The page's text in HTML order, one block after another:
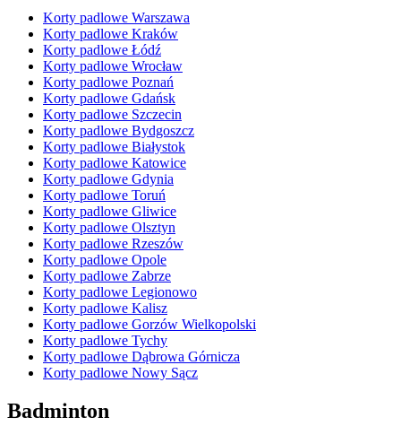
Korty padlowe Warszawa
Korty padlowe Kraków
Korty padlowe Łódź
Korty padlowe Wrocław
Korty padlowe Poznań
Korty padlowe Gdańsk
Korty padlowe Szczecin
Korty padlowe Bydgoszcz
Korty padlowe Białystok
Korty padlowe Katowice
Korty padlowe Gdynia
Korty padlowe Toruń
Korty padlowe Gliwice
Korty padlowe Olsztyn
Korty padlowe Rzeszów
Korty padlowe Opole
Korty padlowe Zabrze
Korty padlowe Legionowo
Korty padlowe Kalisz
Korty padlowe Gorzów Wielkopolski
Korty padlowe Tychy
Korty padlowe Dąbrowa Górnicza
Korty padlowe Nowy Sącz
Badminton